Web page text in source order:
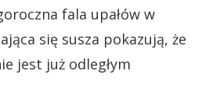
fala upałów w
się susza pokazują, że
jest już odległym